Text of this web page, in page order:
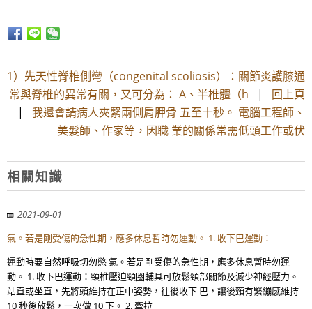
1）先天性脊椎側彎（congenital scoliosis）：關節炎護膝通
常與脊椎的異常有關，又可分為： A、半椎體（h | 回上頁
| 我還會請病人夾緊兩側肩胛骨 五至十秒。 電腦工程師、
美髮師、作家等，因職 業的關係常需低頭工作或伏
相關知識
2021-09-01
氣。若是剛受傷的急性期，應多休息暫時勿運動。 1. 收下巴運動：
運動時要自然呼吸切勿憋 氣。若是剛受傷的急性期，應多休息暫時勿運
動。 1. 收下巴運動：頸椎壓迫頸圈輔具可放鬆頸部關節及減少神經壓力。
站直或坐直，先將頭維持在正中姿勢，往後收下 巴，讓後頸有緊繃感維持
10 秒後放鬆，一次做 10 下。 2. 牽拉